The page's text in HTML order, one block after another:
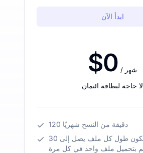
ابدأ الآن
$0 / شهر
لا حاجة لبطاقة ائتمان
120 دقيقة من النسخ شهريًا
يمكن أن يكون طول كل ملف يصل إلى 30